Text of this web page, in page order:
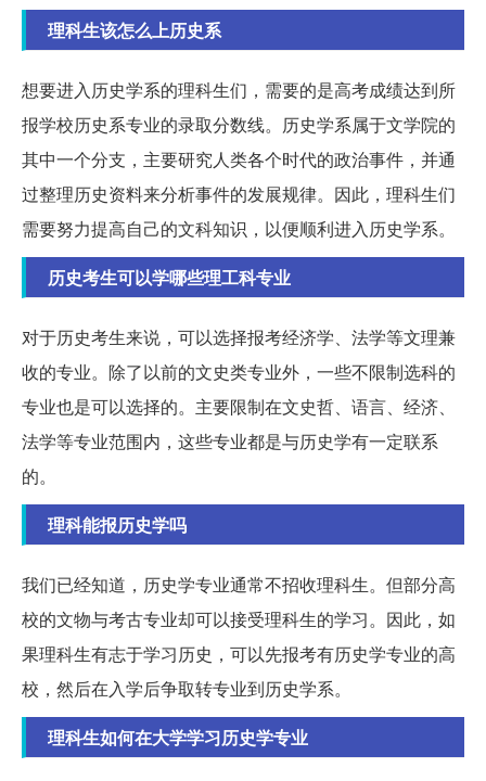
理科生该怎么上历史系
想要进入历史学系的理科生们，需要的是高考成绩达到所
报学校历史系专业的录取分数线。历史学系属于文学院的
其中一个分支，主要研究人类各个时代的政治事件，并通
过整理历史资料来分析事件的发展规律。因此，理科生们
需要努力提高自己的文科知识，以便顺利进入历史学系。
历史考生可以学哪些理工科专业
对于历史考生来说，可以选择报考经济学、法学等文理兼
收的专业。除了以前的文史类专业外，一些不限制选科的
专业也是可以选择的。主要限制在文史哲、语言、经济、
法学等专业范围内，这些专业都是与历史学有一定联系
的。
理科能报历史学吗
我们已经知道，历史学专业通常不招收理科生。但部分高
校的文物与考古专业却可以接受理科生的学习。因此，如
果理科生有志于学习历史，可以先报考有历史学专业的高
校，然后在入学后争取转专业到历史学系。
理科生如何在大学学习历史学专业